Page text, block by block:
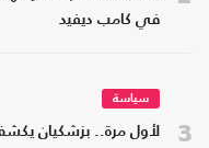
في كامب ديفيد
3
سياسة
لأول مرة.. بزشكيان